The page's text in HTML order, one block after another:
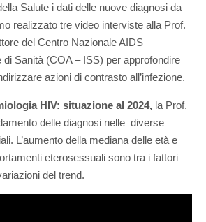
Salute i dati delle nuove diagnosi da
realizzato tre video interviste alla Prof.
del Centro Nazionale AIDS
di Sanità (COA – ISS) per approfondire
azioni di contrasto all’infezione.
HIV: situazione al 2024, la Prof.
delle diagnosi nelle diverse
L’aumento della mediana delle età e
eterosessuali sono tra i fattori
del trend.